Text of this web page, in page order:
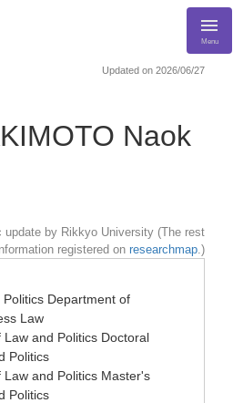
Menu
Updated on 2026/06/27
Naok
update by Rikkyo University (The rest
registered on researchmap.)
Department of
Law
and Politics Doctoral
Politics
and Politics Master's
Politics